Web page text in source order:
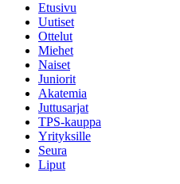
Etusivu
Uutiset
Ottelut
Miehet
Naiset
Juniorit
Akatemia
Juttusarjat
TPS-kauppa
Yrityksille
Seura
Liput